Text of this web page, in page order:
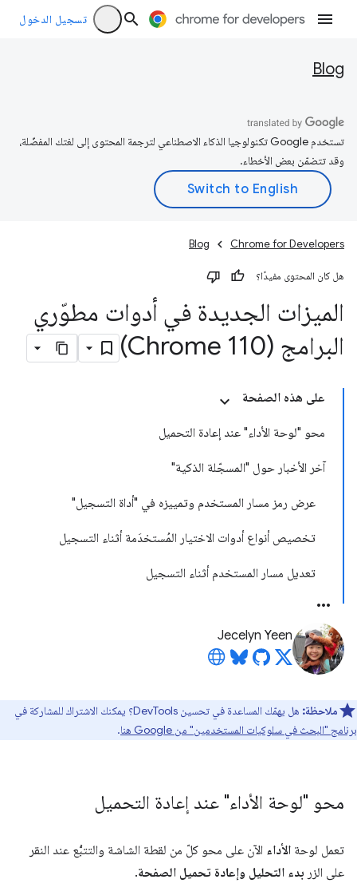
تسجيل الدخول
Blog
تستخدم Google تكنولوجيا الذكاء الاصطناعي لترجمة المحتوى إلى لغتك المفضّلة،
وقد تتضمّن بعض الأخطاء.
Chrome for Developers
Blog
هل كان المحتوى مفيدًا؟
الميزات الجديدة في أدوات مطوّري
البرامج (Chrome 110)
على هذه الصفحة
محو "لوحة الأداء" عند إعادة التحميل
آخر الأخبار حول "المسجّلة الذكية"
عرض رمز مسار المستخدم وتمييزه في "أداة التسجيل"
تخصيص أنواع أدوات الاختيار المُستخدَمة أثناء التسجيل
تعديل مسار المستخدم أثناء التسجيل
Jecelyn Yeen
ملاحظة: هل يهمّك المساعدة في تحسين DevTools؟ يمكنك الاشتراك للمشاركة في
برنامج "البحث في سلوكيات المستخدمين" من Google هنا
.
محو "لوحة الأداء" عند إعادة التحميل
تعمل لوحة الأداء الآن على محو كلّ من لقطة الشاشة والتتبُّع عند النقر
على الزر بدء التحليل وإعادة تحميل الصفحة.